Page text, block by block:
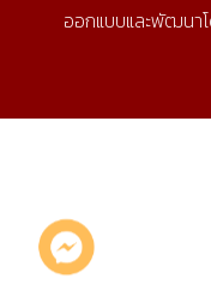
ออกแบบและพัฒนา